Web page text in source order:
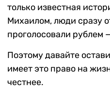
только известная
Михаилом, люди сразу
проголосовали рублем
Поэтому давайте
имеет это право на
честнее.